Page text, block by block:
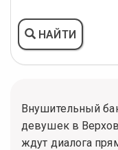
НАЙТИ
Внушительный
девушек в
ждут диалога